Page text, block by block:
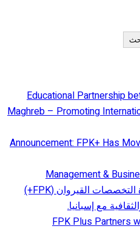
Educational Partnership
Maghreb – Promoting
📢 Announcement: FPK+ Has
Management &
تفخر الكلية الخاصة متعددة التخصصات القيروان (FPK+)
مع إسبانيا.
FPK Plus Partners